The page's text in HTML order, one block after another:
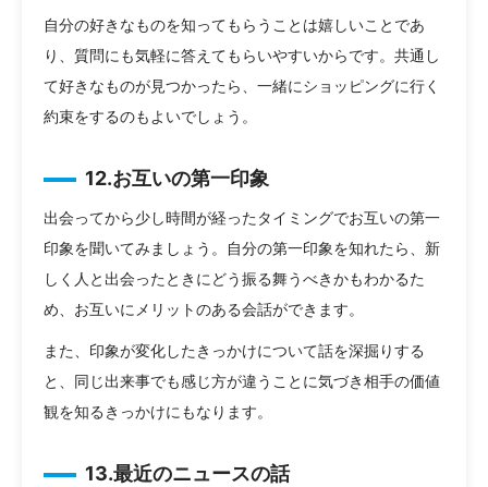
自分の好きなものを知ってもらうことは嬉しいことであ
り、質問にも気軽に答えてもらいやすいからです。共通し
て好きなものが見つかったら、一緒にショッピングに行く
約束をするのもよいでしょう。
12.お互いの第一印象
出会ってから少し時間が経ったタイミングでお互いの第一
印象を聞いてみましょう。自分の第一印象を知れたら、新
しく人と出会ったときにどう振る舞うべきかもわかるた
め、お互いにメリットのある会話ができます。
また、印象が変化したきっかけについて話を深掘りする
と、同じ出来事でも感じ方が違うことに気づき相手の価値
観を知るきっかけにもなります。
13.最近のニュースの話